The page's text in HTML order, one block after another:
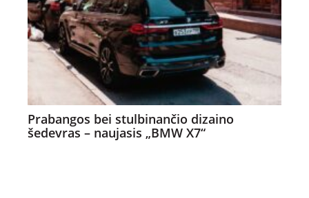
Prabangos bei stulbinančio dizaino
šedevras – naujasis „BMW X7“